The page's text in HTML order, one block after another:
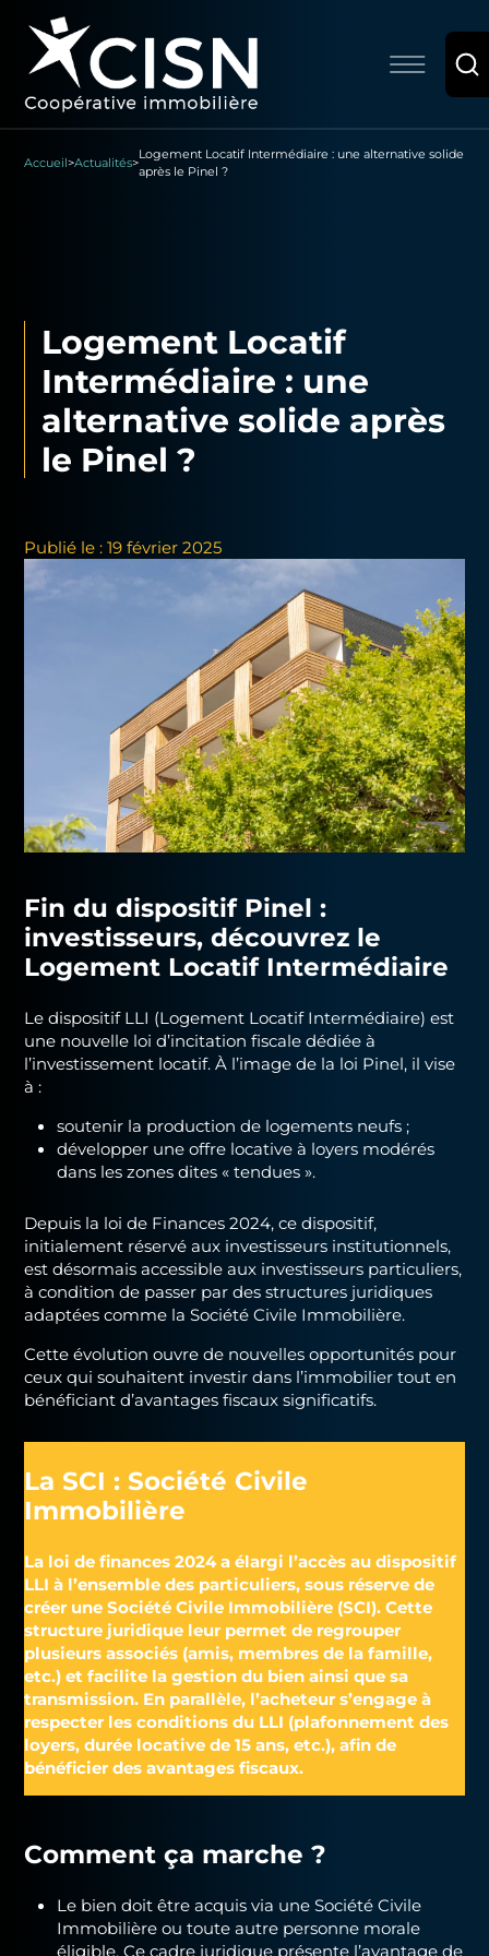
Accueil>Actualités>
Logement Locatif Intermédiaire : une alternative solide
après le Pinel ?
Logement Locatif
Intermédiaire : une
alternative solide après
le Pinel ?
Publié le : 19 février 2025
Fin du dispositif Pinel :
investisseurs, découvrez le
Logement Locatif Intermédiaire
Le dispositif LLI (Logement Locatif Intermédiaire) est
une nouvelle loi d’incitation fiscale dédiée à
l’investissement locatif. À l’image de la loi Pinel, il vise
à :
soutenir la production de logements neufs ;
développer une offre locative à loyers modérés
dans les zones dites « tendues ».
Depuis la loi de Finances 2024, ce dispositif,
initialement réservé aux investisseurs institutionnels,
est désormais accessible aux investisseurs particuliers,
à condition de passer par des structures juridiques
adaptées comme laSociété Civile Immobilière.
Cette évolution ouvre de nouvelles opportunités pour
ceux qui souhaitent investir dans l’immobilier tout en
bénéficiant d’avantages fiscaux significatifs.
La SCI : Société Civile
Immobilière
La loi de finances 2024 a élargi l’accès au dispositif
LLI à l’ensemble des particuliers, sous réserve de
créer une Société Civile Immobilière (SCI). Cette
structure juridique leur permet de regrouper
plusieurs associés (amis, membres de la famille,
etc.) et facilite la gestion du bien ainsi que sa
transmission. En parallèle, l’acheteur s’engage à
respecter les conditions du LLI (plafonnement des
loyers, durée locative de 15 ans, etc.), afin de
bénéficier des avantages fiscaux.
Comment ça marche ?
Le bien doit être acquis via une Société Civile
Immobilière ou toute autre personne morale
éligible. Ce cadre juridique présente l’avantage de